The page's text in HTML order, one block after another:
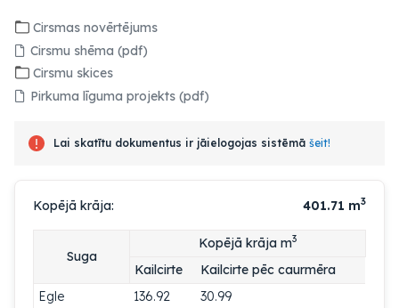
Cirsmas novērtējums
Cirsmu shēma (pdf)
Cirsmu skices
Pirkuma līguma projekts (pdf)
Lai skatītu dokumentus ir jāielogojas sistēmā šeit!
Kopējā krāja: 401.71 m3
Suga
Kopējā krāja m3
Kailcirte
Kailcirte pēc caurmēra
Egle
136.92
30.99